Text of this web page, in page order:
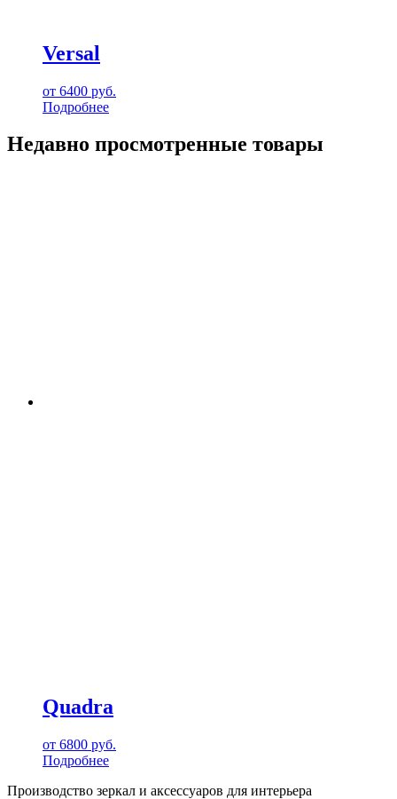
Versal
от 6400 руб.
Подробнее
Недавно просмотренные товары
Quadra
от 6800 руб.
Подробнее
Производство зеркал и аксессуаров для интерьера